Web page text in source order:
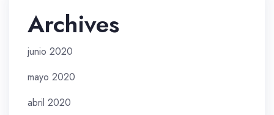
Archives
junio 2020
mayo 2020
abril 2020